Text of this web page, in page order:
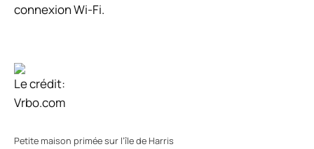
connexion Wi-Fi.
Le crédit:
Vrbo.com
Petite maison primée sur l’île de Harris